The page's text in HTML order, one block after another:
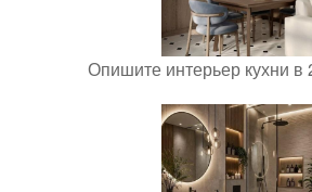
Опишите интерьер кухни в